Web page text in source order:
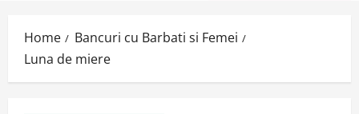
Home
Bancuri cu Barbati si Femei
Luna de miere